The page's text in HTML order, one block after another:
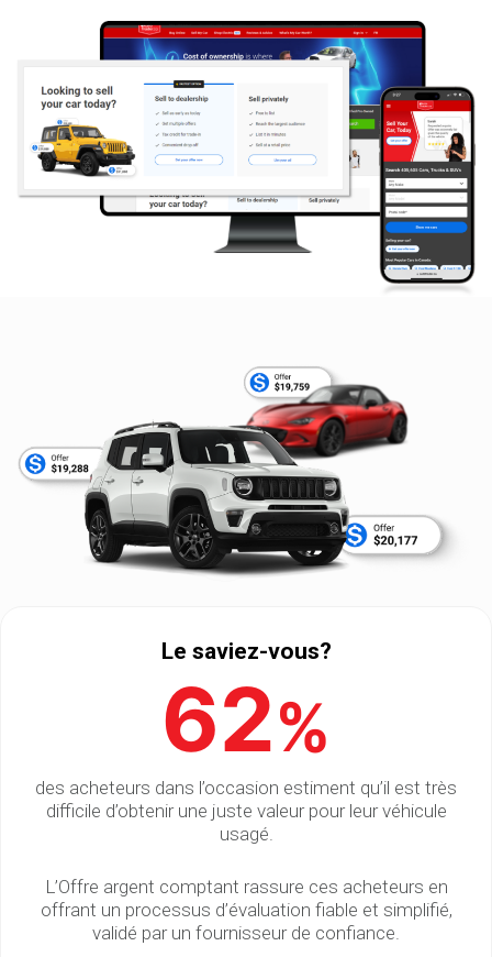
Le saviez-vous?
62%
des acheteurs dans l’occasion estiment qu’il est très
difficile d’obtenir une juste valeur pour leur véhicule
usagé.
L’Offre argent comptant rassure ces acheteurs en
offrant un processus d’évaluation fiable et simplifié,
validé par un fournisseur de confiance.